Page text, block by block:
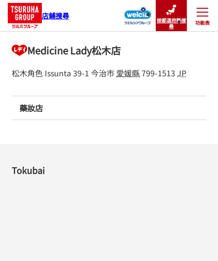
店鋪搜尋
按都道府縣搜
尋
功能表
關閉
Medicine Lady松木店
松木角色 Issunta 39-1 今治市 愛媛縣799-1513 JP
藥妝店
Tokubai